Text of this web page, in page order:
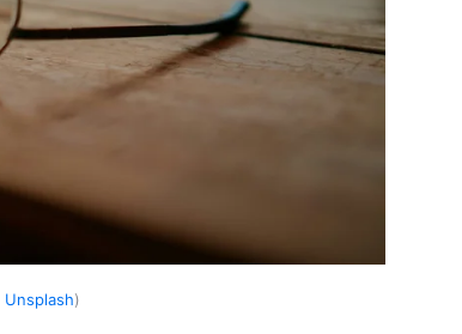
Unsplash